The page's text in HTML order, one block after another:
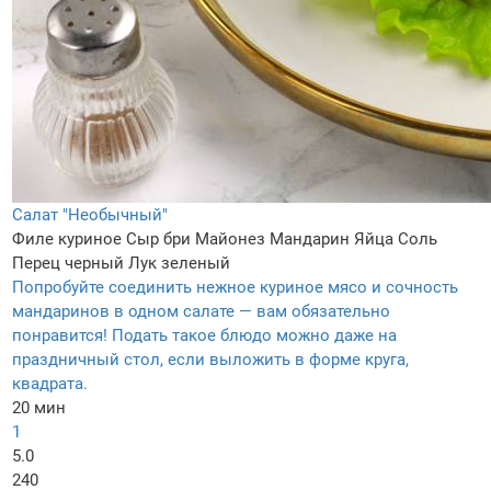
Салат "Необычный"
Филе куриное Сыр бри Майонез Мандарин Яйца Соль
Перец черный Лук зеленый
Попробуйте соединить нежное куриное мясо и сочность
мандаринов в одном салате — вам обязательно
понравится! Подать такое блюдо можно даже на
праздничный стол, если выложить в форме круга,
квадрата.
20 мин
1
5.0
240